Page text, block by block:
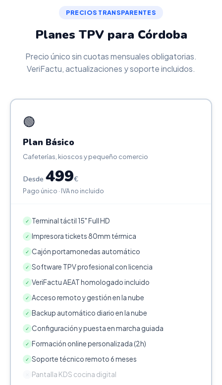
PRECIOS TRANSPARENTES
Planes TPV para Córdoba
Precio único sin cuotas mensuales obligatorias.
VeriFactu, actualizaciones y soporte incluidos.
🟢
Plan Básico
Cafeterías, kioscos y pequeño comercio
Desde 499€
Pago único · IVA no incluido
✓ Terminal táctil 15" Full HD
✓ Impresora tickets 80mm térmica
✓ Cajón portamonedas automático
✓ Software TPV profesional con licencia
✓ VeriFactu AEAT homologado incluido
✓ Acceso remoto y gestión en la nube
✓ Backup automático diario en la nube
✓ Configuración y puesta en marcha guiada
✓ Formación online personalizada (2h)
✓ Soporte técnico remoto 6 meses
Pantalla KDS cocina digital